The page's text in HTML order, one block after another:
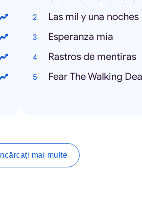
Las mil y una noches
Esperanza mía
Rastros de mentiras
Fear The Walking
Încărcați mai multe